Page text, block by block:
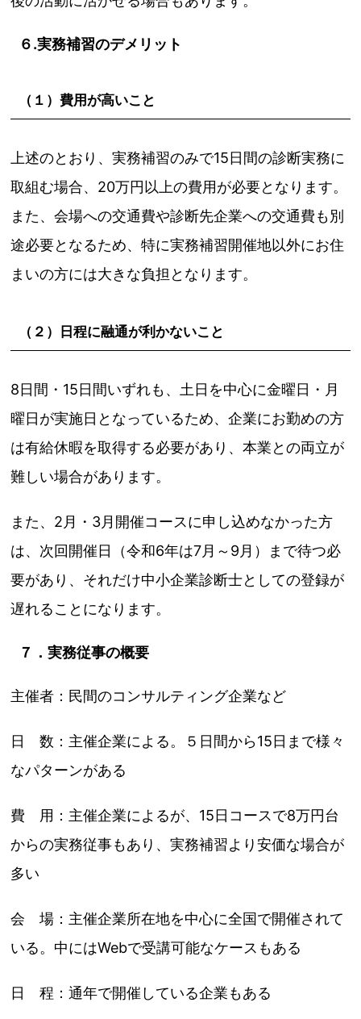
６.実務補習のデメリット
（１）費用が高いこと
上述のとおり、実務補習のみで15日間の診断実務に
取組む場合、20万円以上の費用が必要となります。
また、会場への交通費や診断先企業への交通費も別
途必要となるため、特に実務補習開催地以外にお住
まいの方には大きな負担となります。
（２）日程に融通が利かないこと
8日間・15日間いずれも、土日を中心に金曜日・月
曜日が実施日となっているため、企業にお勤めの方
は有給休暇を取得する必要があり、本業との両立が
難しい場合があります。
また、2月・3月開催コースに申し込めなかった方
は、次回開催日（令和6年は7月～9月）まで待つ必
要があり、それだけ中小企業診断士としての登録が
遅れることになります。
７．実務従事の概要
主催者：民間のコンサルティング企業など
日 数：主催企業による。５日間から15日まで様々
なパターンがある
費 用：主催企業によるが、15日コースで8万円台
からの実務従事もあり、実務補習より安価な場合が
多い
会 場：主催企業所在地を中心に全国で開催されて
いる。中にはWebで受講可能なケースもある
日 程：通年で開催している企業もある